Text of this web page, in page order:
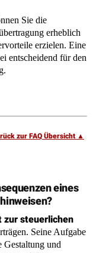
entscheidend für den
Seine Aufgabe
und
einige
, die der Notar